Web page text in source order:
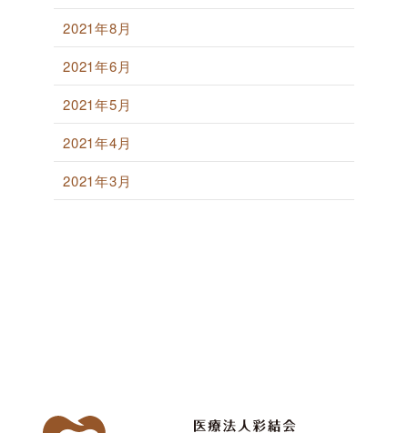
2021年8月
2021年6月
2021年5月
2021年4月
2021年3月